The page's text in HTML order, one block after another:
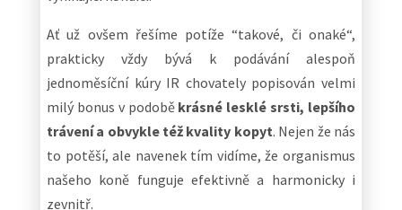
Ať už ovšem řešíme potíže “takové, či onaké“,
prakticky vždy bývá k podávání alespoň
jednoměsíční kúry IR chovately popisován velmi
milý bonus v podobě krásné lesklé srsti, lepšího
trávení a obvykle též kvality kopyt. Nejen že nás
to potěší, ale navenek tím vidíme, že organismus
našeho koně funguje efektivně a harmonicky i
zevnitř.